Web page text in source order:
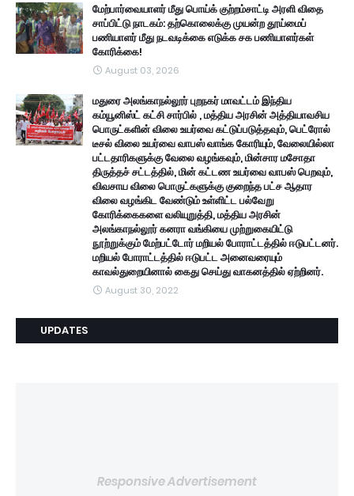
மேற்பார்வையாளர் மீது பொய்க் குற்றம்சாட்டி அரளி விதை
சாப்பிட்டு நாடகம்: தற்கொலைக்கு முயன்ற தூய்மைப்
பணியாளர் மீது நடவடிக்கை எடுக்க சக பணியாளர்கள்
கோரிக்கை!
August 03, 2026
மதுரை அலங்காநல்லூர் புறநகர் மாவட்டம் இந்திய
கம்யூனிஸ்ட் கட்சி சார்பில் , மத்திய அரசின் அத்தியாவசிய
பொருட்களின் விலை உயர்வை கட்டுப்படுத்தவும், பெட்ரோல்
டீசல் விலை உயர்வை வாபஸ் வாங்க கோரியும், வேலையில்லா
பட்டதாரிகளுக்கு வேலை வழங்கவும், மின்சார மசோதா
திருத்தச் சட்டத்தில், மின் கட்டண உயர்வை வாபஸ் பெறவும்,
விவசாய விலை பொருட்களுக்கு குறைந்த பட்ச ஆதார
விலை வழங்கிட வேண்டும் உள்ளிட்ட பல்வேறு
கோரிக்கைகளை வலியுறுத்தி, மத்திய அரசின்
அலங்காநல்லூர் கனரா வங்கியை முற்றுகையிட்டு
நூற்றுக்கும் மேற்பட்டோர் மறியல் போராட்டத்தில் ஈடுபட்டனர்.
மறியல் போராட்டத்தில் ஈடுபட்ட அனைவரையும்
காவல்துறையினால் கைது செய்து வாகனத்தில் ஏற்றினர்.
August 30, 2022
UPDATES
Responsive Advertisement